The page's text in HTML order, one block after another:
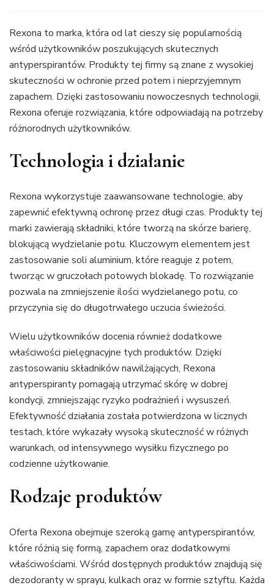
Rexona to marka, która od lat cieszy się popularnością
wśród użytkowników poszukujących skutecznych
antyperspirantów. Produkty tej firmy są znane z wysokiej
skuteczności w ochronie przed potem i nieprzyjemnym
zapachem. Dzięki zastosowaniu nowoczesnych technologii,
Rexona oferuje rozwiązania, które odpowiadają na potrzeby
różnorodnych użytkowników.
Technologia i działanie
Rexona wykorzystuje zaawansowane technologie, aby
zapewnić efektywną ochronę przez długi czas. Produkty tej
marki zawierają składniki, które tworzą na skórze barierę,
blokującą wydzielanie potu. Kluczowym elementem jest
zastosowanie soli aluminium, które reaguje z potem,
tworząc w gruczołach potowych blokadę. To rozwiązanie
pozwala na zmniejszenie ilości wydzielanego potu, co
przyczynia się do długotrwałego uczucia świeżości.
Wielu użytkowników docenia również dodatkowe
właściwości pielęgnacyjne tych produktów. Dzięki
zastosowaniu składników nawilżających, Rexona
antyperspiranty pomagają utrzymać skórę w dobrej
kondycji, zmniejszając ryzyko podrażnień i wysuszeń.
Efektywność działania została potwierdzona w licznych
testach, które wykazały wysoką skuteczność w różnych
warunkach, od intensywnego wysiłku fizycznego po
codzienne użytkowanie.
Rodzaje produktów
Oferta Rexona obejmuje szeroką gamę antyperspirantów,
które różnią się formą, zapachem oraz dodatkowymi
właściwościami. Wśród dostępnych produktów znajdują się
dezodoranty w sprayu, kulkach oraz w formie sztyftu. Każda